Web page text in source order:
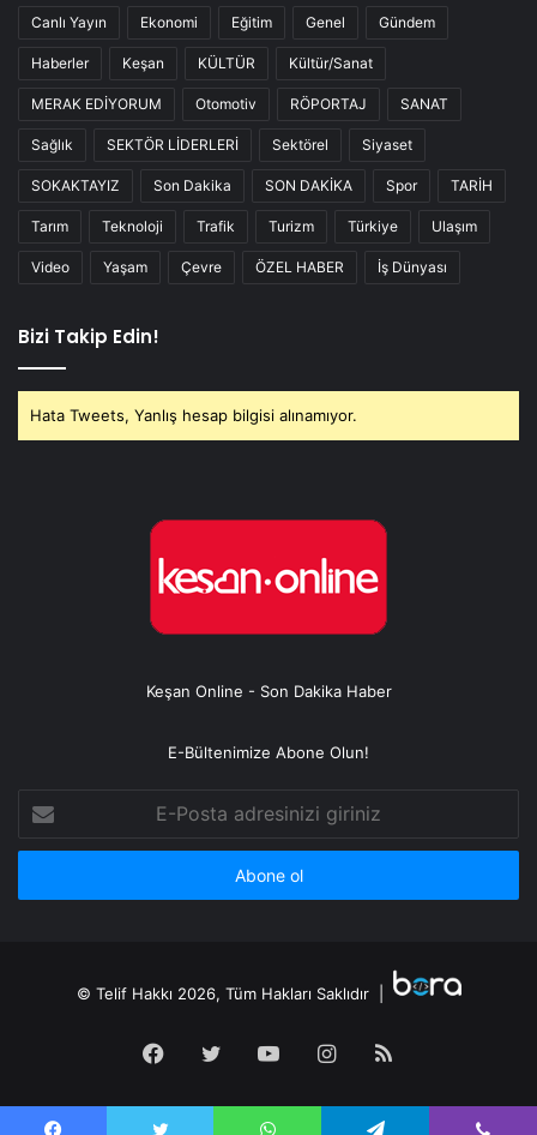
Canlı Yayın Ekonomi Eğitim Genel Gündem
Haberler Keşan KÜLTÜR Kültür/Sanat
MERAK EDİYORUM Otomotiv RÖPORTAJ SANAT
Sağlık SEKTÖR LİDERLERİ Sektörel Siyaset
SOKAKTAYIZ Son Dakika SON DAKİKA Spor TARİH
Tarım Teknoloji Trafik Turizm Türkiye Ulaşım
Video Yaşam Çevre ÖZEL HABER İş Dünyası
Bizi Takip Edin!
Hata Tweets, Yanlış hesap bilgisi alınamıyor.
Keşan Online - Son Dakika Haber
E-Bültenimize Abone Olun!
Posta
adresinizi
© Telif Hakkı 2026, Tüm Hakları Saklıdır |
Facebook
TwitterYouTubeInstagram
RSS